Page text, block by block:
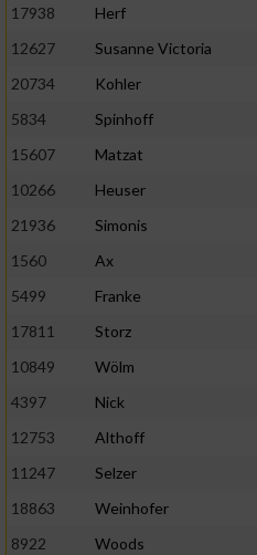
17938
Herf
12627
Susanne Victoria
20734
Kohler
5834
Spinhoff
15607
Matzat
10266
Heuser
21936
Simonis
1560
Ax
5499
Franke
17811
Storz
10849
Wölm
4397
Nick
12753
Althoff
11247
Selzer
18863
Weinhofer
8922
Woods